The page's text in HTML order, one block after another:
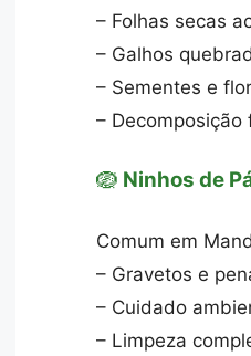
– Folhas secas
– Galhos
– Sementes e
–
🪺 Ninhos de
Comum em
– Gravetos e
– Cuidado
– Limpeza